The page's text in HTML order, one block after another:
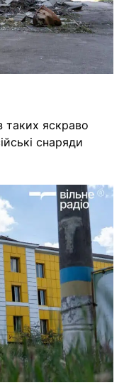
таких яскраво
снаряди